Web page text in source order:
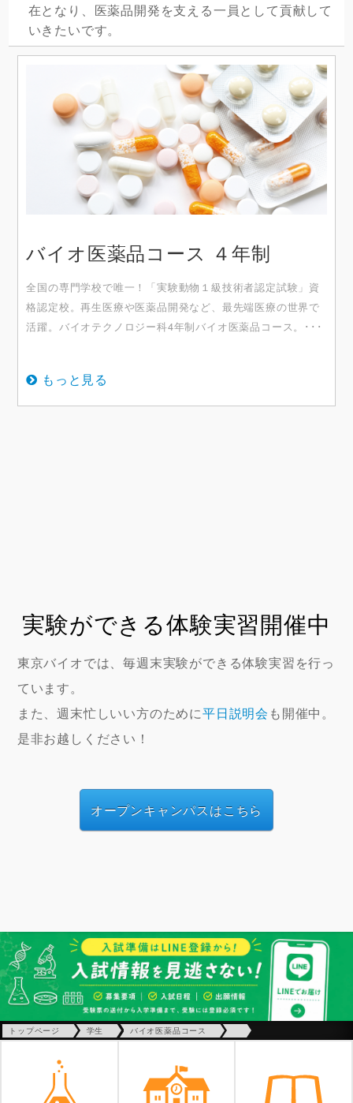
在となり、医薬品開発を支える一員として貢献して
いきたいです。
バイオ医薬品コース ４年制
全国の専門学校で唯一！「実験動物１級技術者認定試験」資
格認定校。再生医療や医薬品開発など、最先端医療の世界で
活躍。バイオテクノロジー科4年制バイオ医薬品コース。･･･
もっと見る
実験ができる体験実習開催中
東京バイオでは、毎週末実験ができる体験実習を行っ
ています。
また、週末忙しいい方のために平日説明会 も開催中。
是非お越しください！
オープンキャンパスはこちら
トップページ 学生 バイオ医薬品コース